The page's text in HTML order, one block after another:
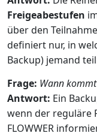
Freigeabestufen
über den
definiert nur, in
Backup) jemand
Frage: Wann
Antwort: Ein
wenn der reguläre
FLOWWER